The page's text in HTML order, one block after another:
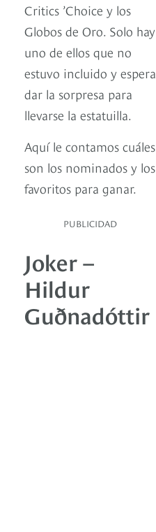
Critics ’Choice y los
Globos de Oro. Solo hay
uno de ellos que no
estuvo incluido y espera
dar la sorpresa para
llevarse la estatuilla.
Aquí le contamos cuáles
son los nominados y los
favoritos para ganar.
PUBLICIDAD
Joker –
Hildur
Guðnadóttir